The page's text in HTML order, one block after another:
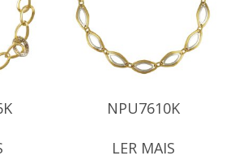
NPU7610K
LER MAIS